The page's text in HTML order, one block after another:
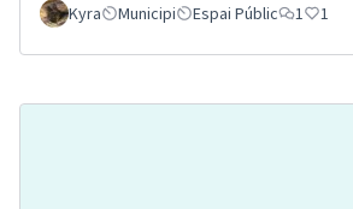
Kyra Municipi Espai Públic 1 1